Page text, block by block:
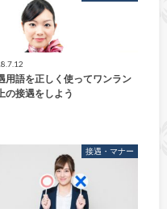
用語を正しく使ってワンラン
の接遇をしよう
接遇・マナー